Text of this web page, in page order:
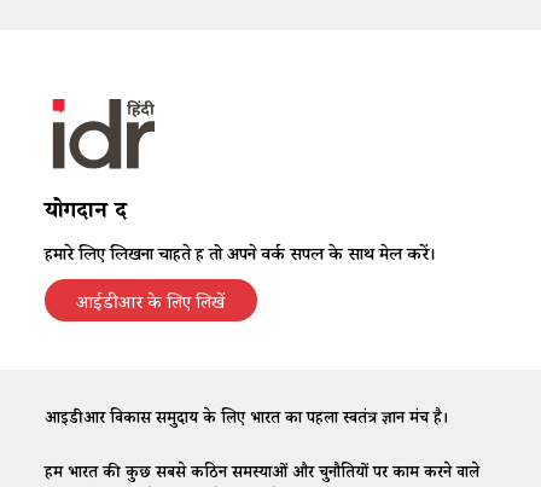
योगदान दें
हमारे लिए लिखना चाहते हैं तो अपने वर्क सैंपल के साथ मेल करें।
आईडीआर के लिए लिखें
आईडीआर विकास समुदाय के लिए भारत का पहला स्वतंत्र ज्ञान मंच है।
हम भारत की कुछ सबसे कठिन समस्याओं और चुनौतियों पर काम करने वाले